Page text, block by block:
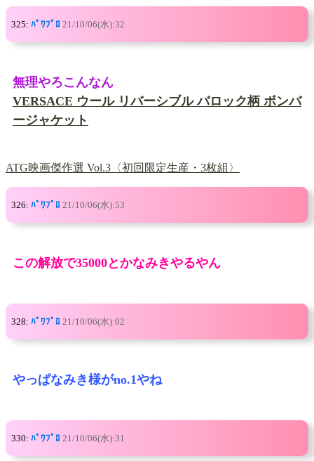
325: ﾊﾟﾜﾌﾟﾛ 21/10/06(水):32
無理やろこんなん
VERSACE ウール リバーシブル バロック柄 ボンバ
ージャケット
ATG映画傑作選 Vol.3〈初回限定生産・3枚組〉
326: ﾊﾟﾜﾌﾟﾛ 21/10/06(水):53
この解放で35000とかなみきやるやん
328: ﾊﾟﾜﾌﾟﾛ 21/10/06(水):02
やっぱなみき様がno.1やね
330: ﾊﾟﾜﾌﾟﾛ 21/10/06(水):31